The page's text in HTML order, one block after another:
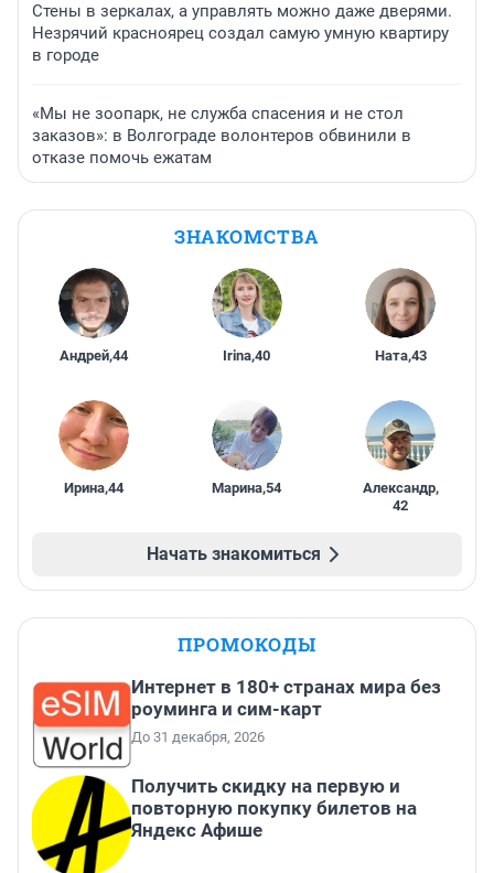
Стены в зеркалах, а управлять можно даже дверями.
Незрячий красноярец создал самую умную квартиру
в городе
«Мы не зоопарк, не служба спасения и не стол
заказов»: в Волгограде волонтеров обвинили в
отказе помочь ежатам
ЗНАКОМСТВА
Андрей,44 Irina,40 Ната,43
Ирина,44 Марина,54 Александр,
42
Начать знакомиться
ПРОМОКОДЫ
Интернет в 180+ странах мира без
роуминга и сим-карт
До 31 декабря, 2026
Получить скидку на первую и
повторную покупку билетов на
Яндекс Афише